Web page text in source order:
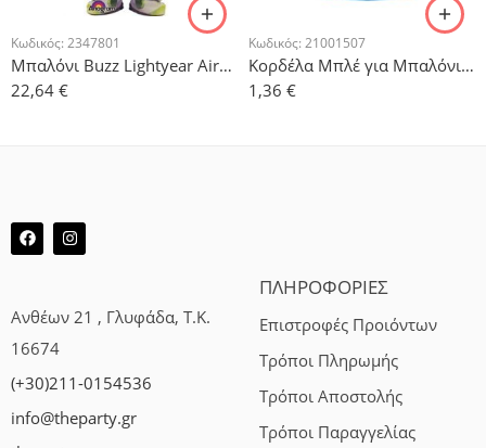
Κωδικός: 2347801
Μπαλόνι Buzz Lightyear Airwalker 135cm x 102cm
22,64 €
Κωδικός: 21001507
Κορδέλα Μπλέ για Μπαλόνια 500μ
1,36 €
Ανθέων 21 , Γλυφάδα, Τ.Κ.
16674
(+30)211-0154536
info@theparty.gr
ΠΛΗΡΟΦΟΡΙΕΣ
Επιστροφές Προιόντων
Τρόποι Πληρωμής
Τρόποι Αποστολής
Τρόποι Παραγγελίας